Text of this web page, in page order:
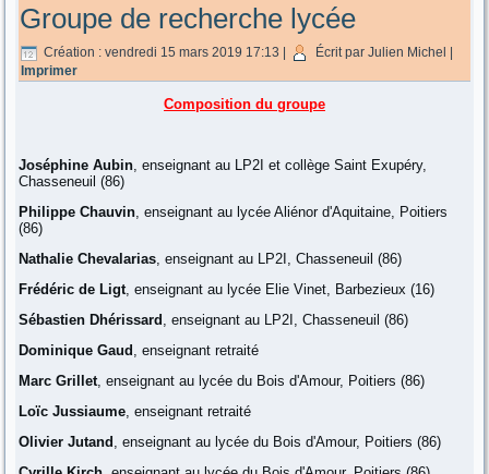
Groupe de recherche lycée
Création : vendredi 15 mars 2019 17:13 | Écrit par Julien Michel |
Imprimer
Composition du groupe
Joséphine Aubin , enseignant au LP2I et collège Saint Exupéry,
Chasseneuil (86)
Philippe Chauvin , enseignant au lycée Aliénor d'Aquitaine, Poitiers
(86)
Nathalie Chevalarias , enseignant au LP2I, Chasseneuil (86)
Frédéric de Ligt , enseignant au lycée Elie Vinet, Barbezieux (16)
Sébastien Dhérissard , enseignant au LP2I, Chasseneuil (86)
Dominique Gaud , enseignant retraité
Marc Grillet , enseignant au lycée du Bois d'Amour, Poitiers (86)
Loïc Jussiaume , enseignant retraité
Olivier Jutand , enseignant au lycée du Bois d'Amour, Poitiers (86)